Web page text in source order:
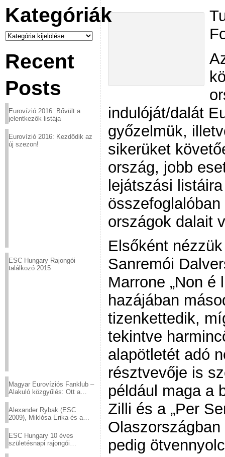
Kategóriák
Kategóriák
Recent
Posts
Eurovízió 2016: Bővült a
jelentkezők listája
Eurovízió 2016: Kezdődik az
új szezon!
ESC Hungary Rajongói
találkozó 2015
Magyar Eurovíziós Fanklub –
Alakuló közgyűlés: Ott a
Alexander Rybak (ESC
2009), Miklósa Erika és a
sztárjai a Margitszigeten
ESC Hungary 10 éves
születésnapi rajongói
indulóját/dalát
győzelmük,
sikerüket
ország, jobb
lejátszási
országok dalait
Elsőként
Sanremói
Marrone „Non é
hazájában
tizenkettedik,
tekintve
alapötletét adó
résztvevője is
például maga a
Zilli és a „Per
pedig